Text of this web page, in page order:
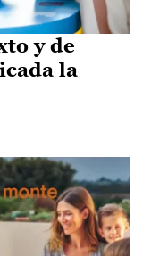
y de
la